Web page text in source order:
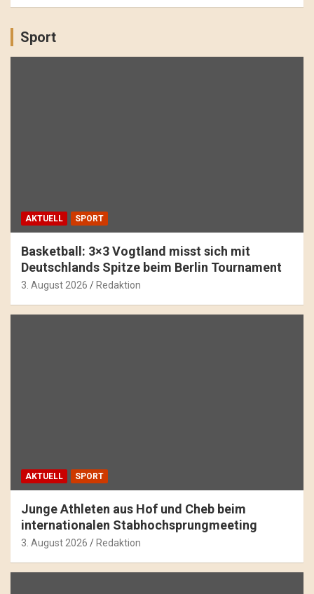
Sport
AKTUELL SPORT
Basketball: 3×3 Vogtland misst sich mit
Deutschlands Spitze beim Berlin Tournament
3. August 2026 Redaktion
AKTUELL SPORT
Junge Athleten aus Hof und Cheb beim
internationalen Stabhochsprungmeeting
3. August 2026 Redaktion